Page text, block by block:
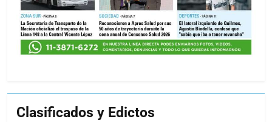
Clasificados y Edictos